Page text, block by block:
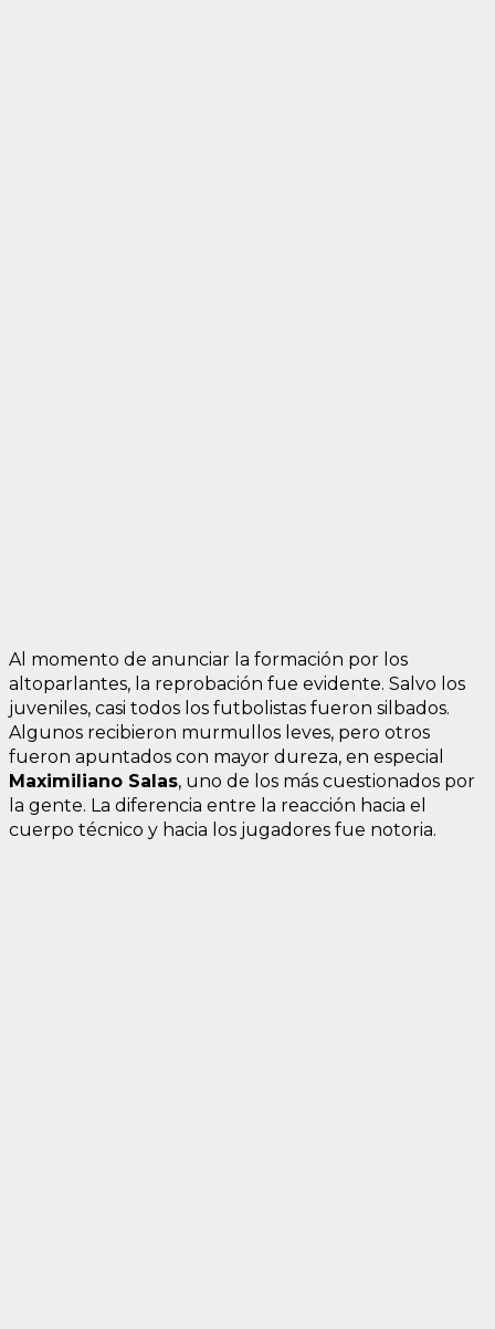
Al momento de anunciar la formación por los
altoparlantes, la reprobación fue evidente. Salvo los
juveniles, casi todos los futbolistas fueron silbados.
Algunos recibieron murmullos leves, pero otros
fueron apuntados con mayor dureza, en especial
Maximiliano Salas, uno de los más cuestionados por
la gente. La diferencia entre la reacción hacia el
cuerpo técnico y hacia los jugadores fue notoria.